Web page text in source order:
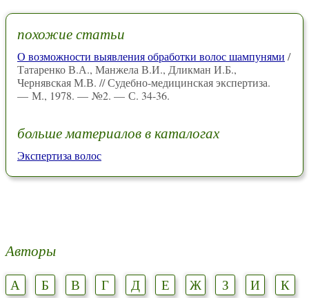
похожие статьи
О возможности выявления обработки волос шампунями /
Татаренко В.А., Манжела В.И., Дликман И.Б.,
Чернявская М.В. // Судебно-медицинская экспертиза.
— М., 1978. — №2. — С. 34-36.
больше материалов в каталогах
Экспертиза волос
Авторы
А Б В Г Д Е Ж З И
К